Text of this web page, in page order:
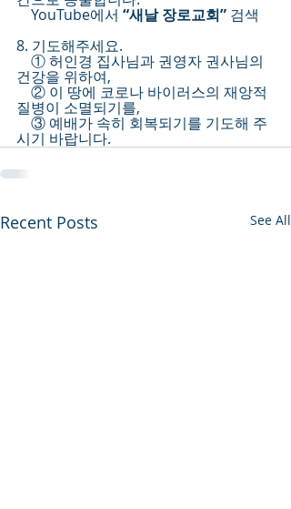
    YouTube에서
“새날 장로교회” 검색
8. 기도해주세요.
건강을 위하여,
질병이 소멸되기를,
시기 바랍니다.
Recent Posts See All